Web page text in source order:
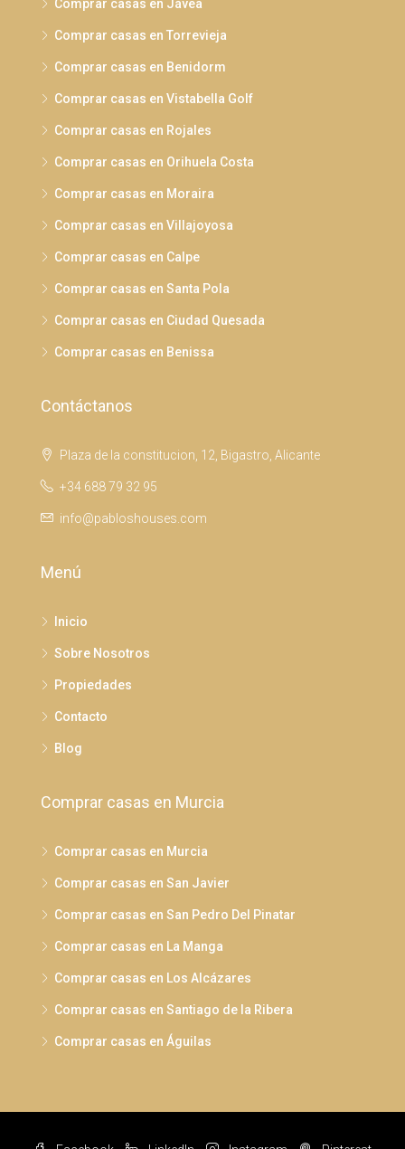
Comprar casas en Jávea
Comprar casas en Torrevieja
Comprar casas en Benidorm
Comprar casas en Vistabella Golf
Comprar casas en Rojales
Comprar casas en Orihuela Costa
Comprar casas en Moraira
Comprar casas en Villajoyosa
Comprar casas en Calpe
Comprar casas en Santa Pola
Comprar casas en Ciudad Quesada
Comprar casas en Benissa
Contáctanos
Plaza de la constitucion, 12, Bigastro, Alicante
+34 688 79 32 95
info@pabloshouses.com
Menú
Inicio
Sobre Nosotros
Propiedades
Contacto
Blog
Comprar casas en Murcia
Comprar casas en Murcia
Comprar casas en San Javier
Comprar casas en San Pedro Del Pinatar
Comprar casas en La Manga
Comprar casas en Los Alcázares
Comprar casas en Santiago de la Ribera
Comprar casas en Águilas